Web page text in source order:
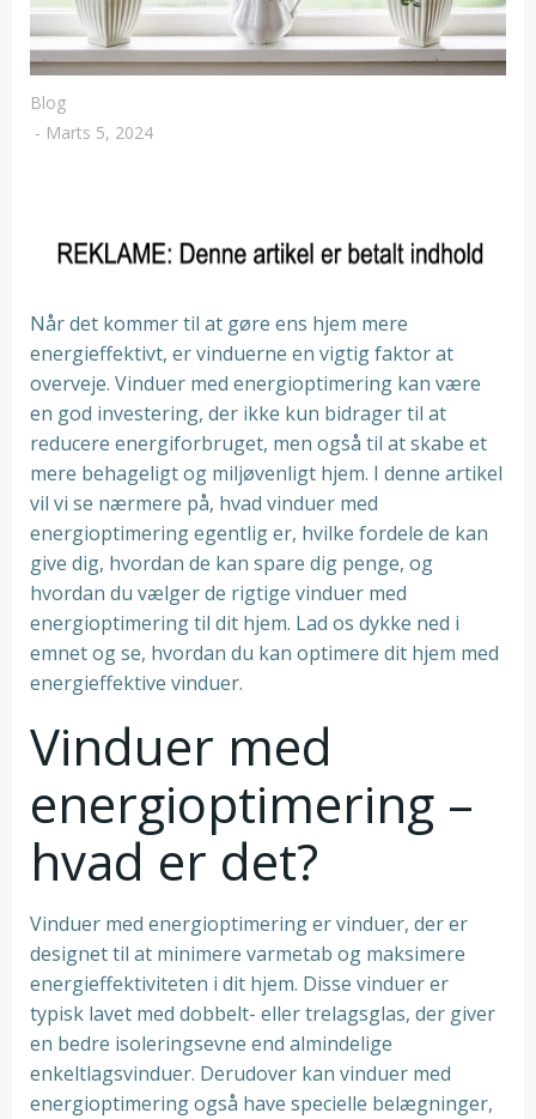
Blog
- Marts 5, 2024
Når det kommer til at gøre ens hjem mere
energieffektivt, er vinduerne en vigtig faktor at
overveje. Vinduer med energioptimering kan være
en god investering, der ikke kun bidrager til at
reducere energiforbruget, men også til at skabe et
mere behageligt og miljøvenligt hjem. I denne artikel
vil vi se nærmere på, hvad vinduer med
energioptimering egentlig er, hvilke fordele de kan
give dig, hvordan de kan spare dig penge, og
hvordan du vælger de rigtige vinduer med
energioptimering til dit hjem. Lad os dykke ned i
emnet og se, hvordan du kan optimere dit hjem med
energieffektive vinduer.
Vinduer med
energioptimering –
hvad er det?
Vinduer med energioptimering er vinduer, der er
designet til at minimere varmetab og maksimere
energieffektiviteten i dit hjem. Disse vinduer er
typisk lavet med dobbelt- eller trelagsglas, der giver
en bedre isoleringsevne end almindelige
enkeltlagsvinduer. Derudover kan vinduer med
energioptimering også have specielle belægninger,